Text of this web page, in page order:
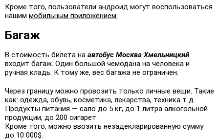
Кроме того, пользователи андроид могут воспользоваться
нашим мобильным приложением.
Багаж
В стоимость билета на автобус Москва Хмельницкий
входит багаж. Один большой чемодана на человека и
ручная кладь. К тому же, вес багажа не ограничен.
Через границу можно провозить только личные вещи. Такие
как: одежда, обувь, косметика, лекарства, техника т д.
Продукты питания — сало до 5 кг, до 1 литра алкогольной
продукции, до 200 сигарет.
Кроме того, можно ввозить незадекларированную сумму
до 10 000$.